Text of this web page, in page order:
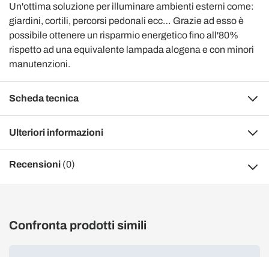
Un'ottima soluzione per illuminare ambienti esterni come:
giardini, cortili, percorsi pedonali ecc… Grazie ad esso è
possibile ottenere un risparmio energetico fino all'80%
rispetto ad una equivalente lampada alogena e con minori
manutenzioni.
Scheda tecnica
Ulteriori informazioni
Recensioni (0)
Confronta prodotti simili